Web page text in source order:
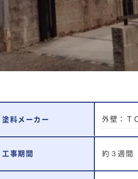
塗料メーカー 外壁：Ｔ
工事期間 約３週間